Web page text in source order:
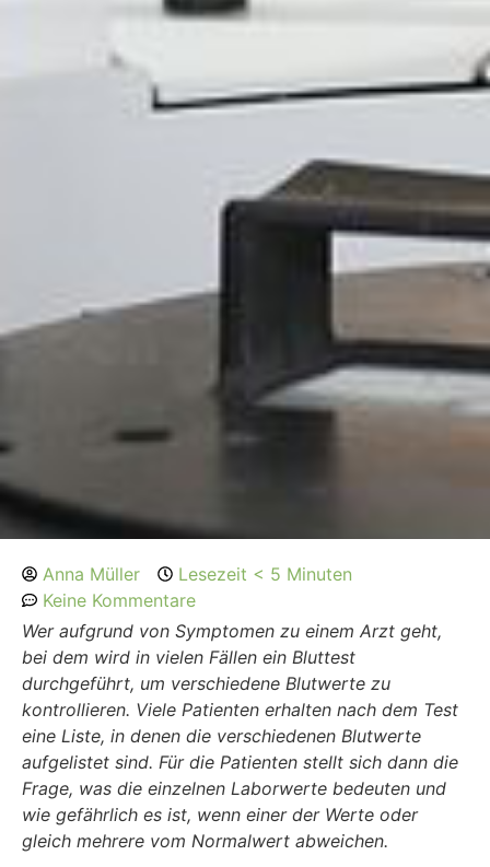
Anna Müller
Lesezeit < 5 Minuten
Keine Kommentare
Wer aufgrund von Symptomen zu einem Arzt geht,
bei dem wird in vielen Fällen ein Bluttest
durchgeführt, um verschiedene Blutwerte zu
kontrollieren. Viele Patienten erhalten nach dem Test
eine Liste, in denen die verschiedenen Blutwerte
aufgelistet sind. Für die Patienten stellt sich dann die
Frage, was die einzelnen Laborwerte bedeuten und
wie gefährlich es ist, wenn einer der Werte oder
gleich mehrere vom Normalwert abweichen.